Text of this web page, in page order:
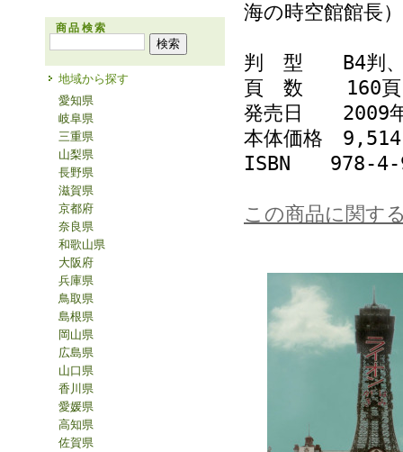
商品検索
地域から探す
愛知県
岐阜県
三重県
山梨県
長野県
滋賀県
京都府
奈良県
和歌山県
大阪府
兵庫県
鳥取県
島根県
岡山県
広島県
山口県
香川県
愛媛県
高知県
佐賀県
海の時空館館長）
判 型 B4判、
頁 数 160頁
発売日 2009
本体価格
ISBN 978-4-
この商品に関す